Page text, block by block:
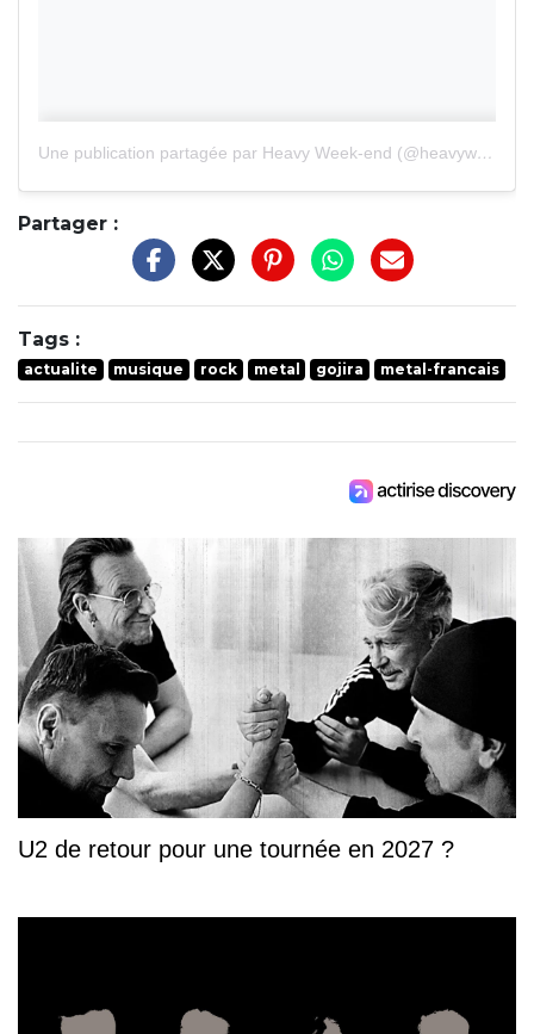
Une publication partagée par Heavy Week-end (@heavyweekend)
Partager :
Tags :
actualite musique rock metal gojira metal-francais
U2 de retour pour une tournée en 2027 ?